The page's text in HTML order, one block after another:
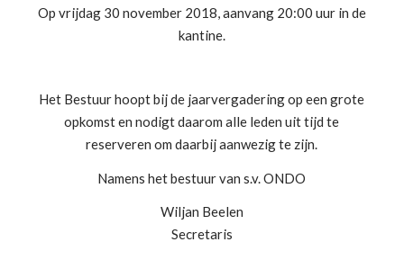
Op vrijdag 30 november 2018, aanvang 20:00 uur in de
kantine.
Het Bestuur hoopt bij de jaarvergadering op een grote
opkomst en nodigt daarom alle leden uit tijd te
reserveren om daarbij aanwezig te zijn.
Namens het bestuur van s.v. ONDO
Wiljan Beelen
Secretaris